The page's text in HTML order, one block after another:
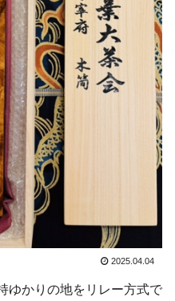
2025.04.04
ゆかりの地をリレー方式で